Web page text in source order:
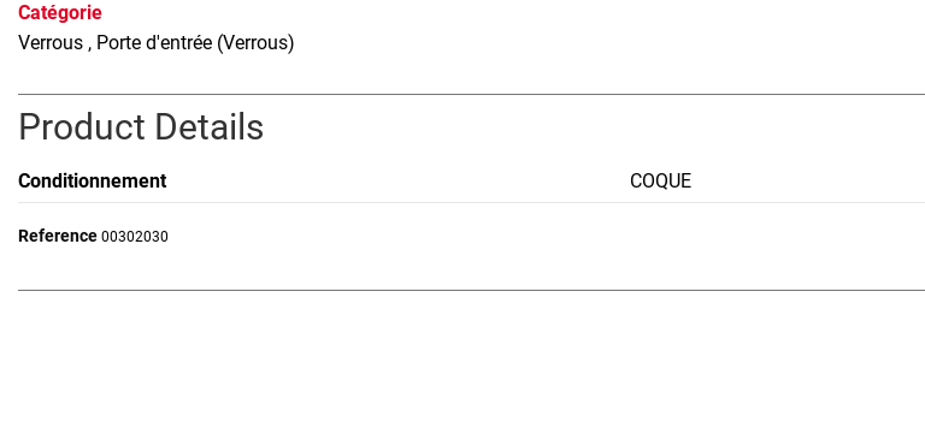
Catégorie
Verrous , Porte d'entrée (Verrous)
Product Details
Conditionnement COQUE
Reference 00302030